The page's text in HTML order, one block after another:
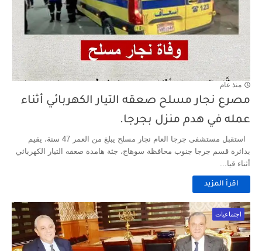
منذ عام
مصرع نجار مسلح صعقه التيار الكهربائي أثناء
عمله في هدم منزل بجرجا.
استقبل مستشفى جرجا العام نجار مسلح يبلغ من العمر 47 سنة، يقيم
بدائرة قسم جرجا جنوب محافظة سوهاج، جثة هامدة صعقه التيار الكهربائي
أثناء قيا...
اقرأ المزيد
اجتماعيات